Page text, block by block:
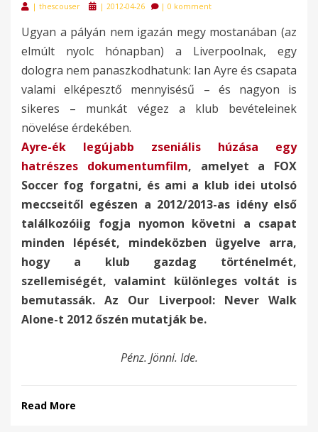
| thescouser
Posted
| 2012-04-26 | 0 komment
Ugyan a pályán nem igazán megy mostanában (az
elmúlt nyolc hónapban) a Liverpoolnak, egy
dologra nem panaszkodhatunk: Ian Ayre és csapata
valami elképesztő mennyisésű – és nagyon is
sikeres – munkát végez a klub bevételeinek
növelése érdekében.
Ayre-ék legújabb zseniális húzása egy
hatrészes dokumentumfilm,
amelyet a FOX
Soccer fog forgatni, és ami a klub idei utolsó
meccseitől egészen a 2012/2013-as idény első
találkozóiig fogja nyomon követni a csapat
minden lépését, mindeközben ügyelve arra,
hogy a klub gazdag történelmét,
szellemiségét, valamint különleges voltát is
bemutassák. Az Our Liverpool: Never Walk
Alone-t 2012 őszén mutatják be.
Pénz. Jönni. Ide.
Read More